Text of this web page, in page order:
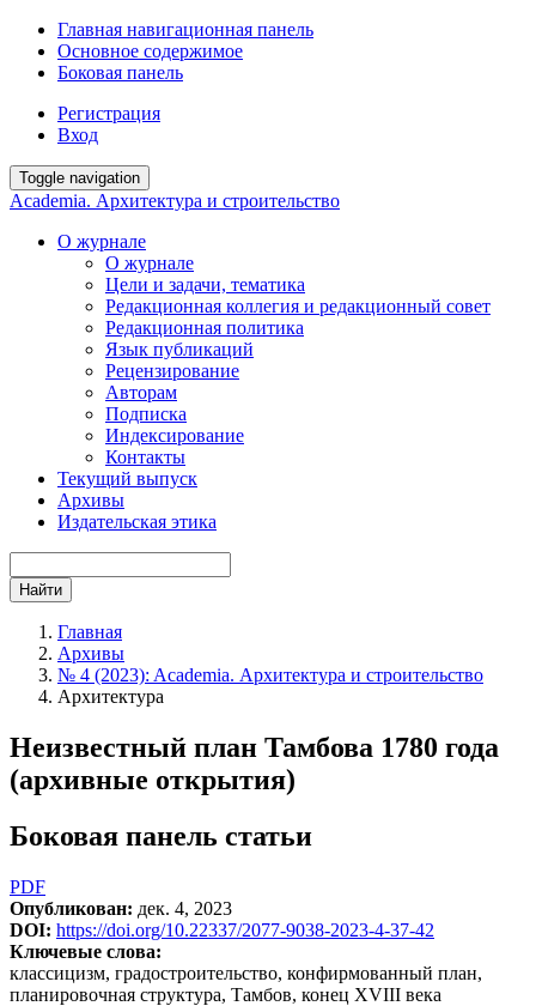
Главная навигационная панель
Основное содержимое
Боковая панель
Регистрация
Вход
Toggle navigation
Academia. Архитектура и строительство
О журнале
О журнале
Цели и задачи, тематика
Редакционная коллегия и редакционный совет
Редакционная политика
Язык публикаций
Рецензирование
Авторам
Подписка
Индексирование
Контакты
Текущий выпуск
Архивы
Издательская этика
Найти
Главная
Архивы
№ 4 (2023): Academia. Архитектура и строительство
Архитектура
Неизвестный план Тамбова 1780 года
(архивные открытия)
Боковая панель статьи
PDF
Опубликован: дек. 4, 2023
DOI: https://doi.org/10.22337/2077-9038-2023-4-37-42
Ключевые слова:
классицизм, градостроительство, конфирмованный план,
планировочная структура, Тамбов, конец XVIII века